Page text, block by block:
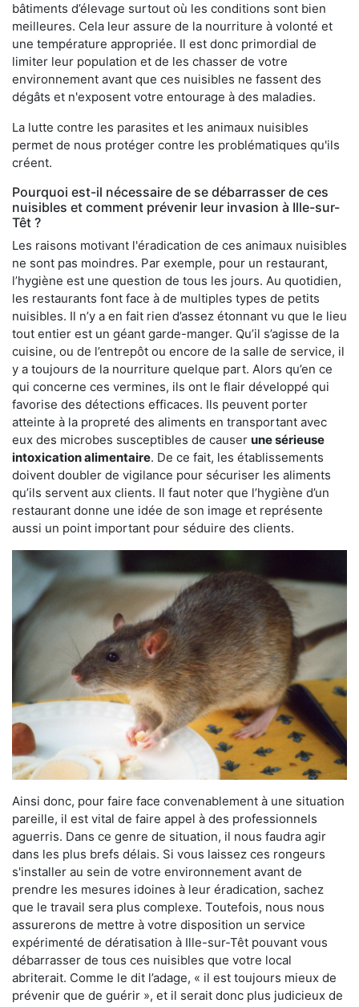
bâtiments d’élevage surtout où les conditions sont bien
meilleures. Cela leur assure de la nourriture à volonté et
une température appropriée. Il est donc primordial de
limiter leur population et de les chasser de votre
environnement avant que ces nuisibles ne fassent des
dégâts et n'exposent votre entourage à des maladies.
La lutte contre les parasites et les animaux nuisibles
permet de nous protéger contre les problématiques qu'ils
créent.
Pourquoi est-il nécessaire de se débarrasser de ces
nuisibles et comment prévenir leur invasion à Ille-sur-
Têt ?
Les raisons motivant l'éradication de ces animaux nuisibles
ne sont pas moindres. Par exemple, pour un restaurant,
l’hygiène est une question de tous les jours. Au quotidien,
les restaurants font face à de multiples types de petits
nuisibles. Il n’y a en fait rien d’assez étonnant vu que le lieu
tout entier est un géant garde-manger. Qu’il s’agisse de la
cuisine, ou de l’entrepôt ou encore de la salle de service, il
y a toujours de la nourriture quelque part. Alors qu’en ce
qui concerne ces vermines, ils ont le flair développé qui
favorise des détections efficaces. Ils peuvent porter
atteinte à la propreté des aliments en transportant avec
eux des microbes susceptibles de causer une sérieuse
intoxication alimentaire. De ce fait, les établissements
doivent doubler de vigilance pour sécuriser les aliments
qu’ils servent aux clients. Il faut noter que l’hygiène d’un
restaurant donne une idée de son image et représente
aussi un point important pour séduire des clients.
Ainsi donc, pour faire face convenablement à une situation
pareille, il est vital de faire appel à des professionnels
aguerris. Dans ce genre de situation, il nous faudra agir
dans les plus brefs délais. Si vous laissez ces rongeurs
s'installer au sein de votre environnement avant de
prendre les mesures idoines à leur éradication, sachez
que le travail sera plus complexe. Toutefois, nous nous
assurerons de mettre à votre disposition un service
expérimenté de dératisation à Ille-sur-Têt pouvant vous
débarrasser de tous ces nuisibles que votre local
abriterait. Comme le dit l’adage, « il est toujours mieux de
prévenir que de guérir », et il serait donc plus judicieux de